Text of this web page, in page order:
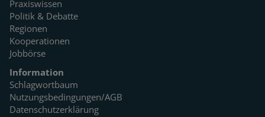
Praxiswissen
Politik & Debatte
Regionen
Kooperationen
Jobbörse
Information
Schlagwortbaum
Nutzungsbedingungen/AGB
Datenschutzerklärung